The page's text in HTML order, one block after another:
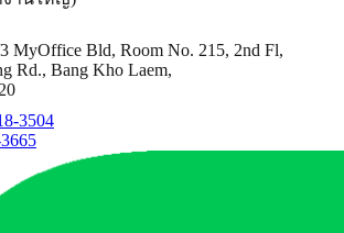
MyOffice Bld, Room No. 215, 2nd Fl,
Rd., Bang Kho Laem,
3504